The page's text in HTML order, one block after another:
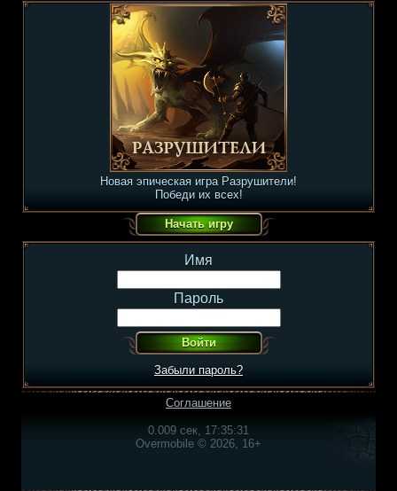
Новая эпическая игра Разрушители!
Победи их всех!
Имя
Пароль
Забыли пароль?
Соглашение
0.009 сек, 17:35:31
Overmobile © 2026, 16+